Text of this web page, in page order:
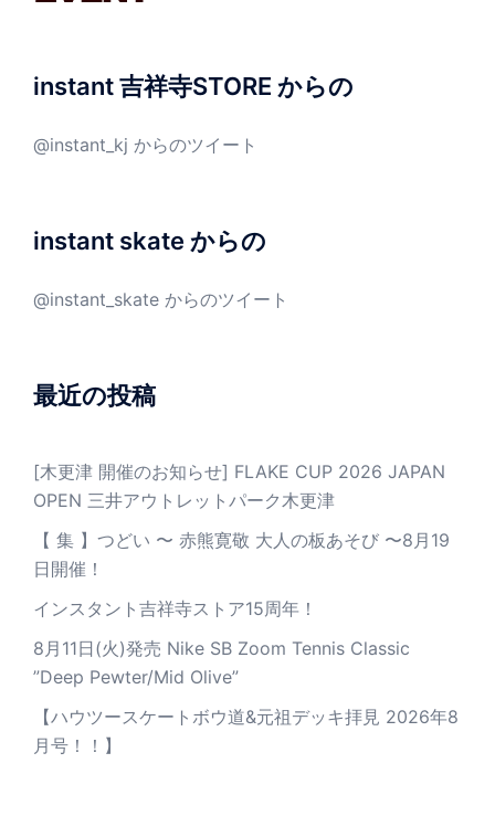
instant 吉祥寺STORE からの
@instant_kj からのツイート
instant skate からの
@instant_skate からのツイート
最近の投稿
[木更津 開催のお知らせ] FLAKE CUP 2026 JAPAN
OPEN 三井アウトレットパーク木更津
【 集 】つどい 〜 赤熊寛敬 大人の板あそび 〜8月19
日開催！
インスタント吉祥寺ストア15周年！
8月11日(火)発売 Nike SB Zoom Tennis Classic
”Deep Pewter/Mid Olive”
【ハウツースケートボウ道&元祖デッキ拝見 2026年8
月号！！】